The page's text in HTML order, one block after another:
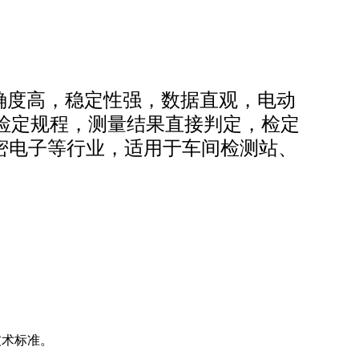
度高，稳定性强，数据直观，电动
定规程，测量结果直接判定，检定
子等行业，适用于车间检测站、
标准。